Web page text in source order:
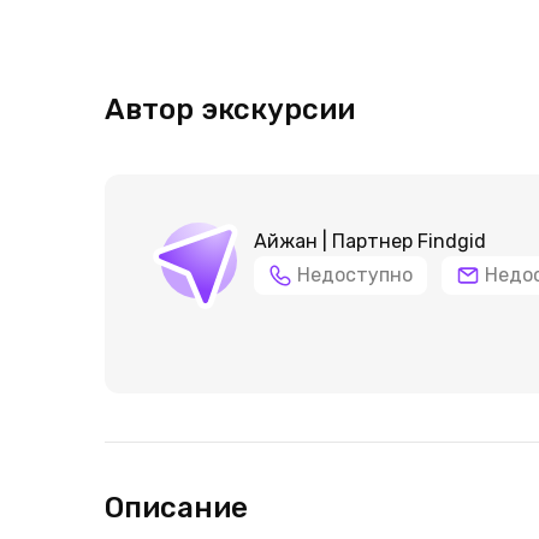
Автор экскурсии
Айжан | Партнер Findgid
Недоступно
Описание